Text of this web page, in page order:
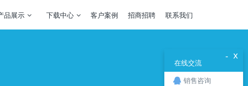
品展示 下载中心 客户案例 招商招聘 联系我们
x
-
在线交流
销售咨询